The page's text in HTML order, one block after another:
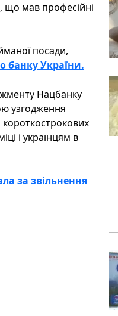
що мав професійні
посади,
банку України.
Нацбанку
узгодження
і українцям в
за звільнення